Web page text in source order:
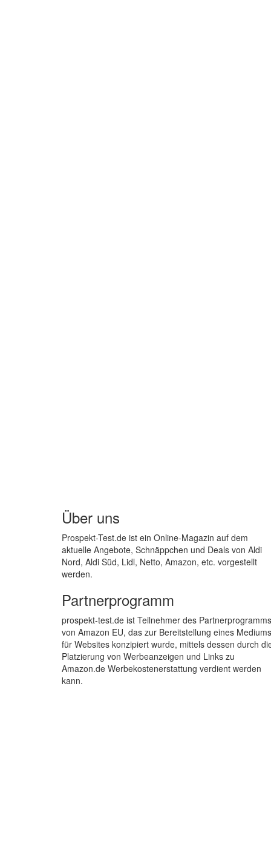
Über uns
Prospekt-Test.de ist ein Online-Magazin auf dem
aktuelle Angebote, Schnäppchen und Deals von Aldi
Nord, Aldi Süd, Lidl, Netto, Amazon, etc. vorgestellt
werden.
Partnerprogramm
prospekt-test.de ist Teilnehmer des Partnerprogramms
von Amazon EU, das zur Bereitstellung eines Mediums
für Websites konzipiert wurde, mittels dessen durch
Platzierung von Werbeanzeigen und Links zu
Amazon.de Werbekostenerstattung verdient werden
kann.